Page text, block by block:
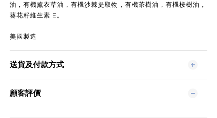
油，有機薰衣草油，有機沙棘提取物，有機茶樹油，有機桉樹油，
葵花籽維生素 E。
美國製造
送貨及付款方式
顧客評價